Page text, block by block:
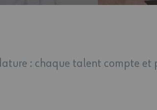
: chaque talent compte et